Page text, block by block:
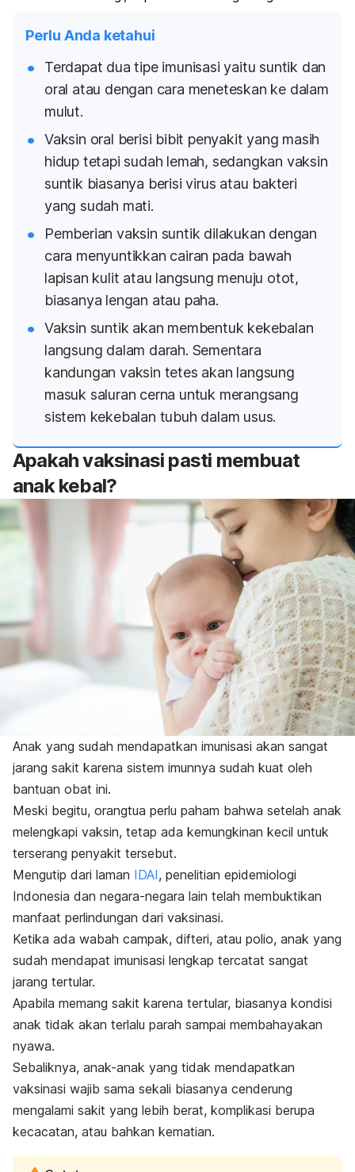
Perlu Anda ketahui
Terdapat dua tipe imunisasi yaitu suntik dan
oral atau dengan cara meneteskan ke dalam
mulut.
Vaksin oral berisi bibit penyakit yang masih
hidup tetapi sudah lemah, sedangkan vaksin
suntik biasanya berisi virus atau bakteri
yang sudah mati.
Pemberian vaksin suntik dilakukan dengan
cara menyuntikkan cairan pada bawah
lapisan kulit atau langsung menuju otot,
biasanya lengan atau paha.
Vaksin suntik akan membentuk kekebalan
langsung dalam darah. Sementara
kandungan vaksin tetes akan langsung
masuk saluran cerna untuk merangsang
sistem kekebalan tubuh dalam usus.
Apakah vaksinasi pasti membuat
anak kebal?
Anak yang sudah mendapatkan imunisasi akan sangat
jarang sakit karena sistem imunnya sudah kuat oleh
bantuan obat ini.
Meski begitu, orangtua perlu paham bahwa setelah anak
melengkapi vaksin, tetap ada kemungkinan kecil untuk
terserang penyakit tersebut.
Mengutip dari laman IDAI, penelitian epidemiologi
Indonesia dan negara-negara lain telah membuktikan
manfaat perlindungan dari vaksinasi.
Ketika ada wabah campak, difteri, atau polio, anak yang
sudah mendapat imunisasi lengkap tercatat sangat
jarang tertular.
Apabila memang sakit karena tertular, biasanya kondisi
anak tidak akan terlalu parah sampai membahayakan
nyawa.
Sebaliknya, anak-anak yang tidak mendapatkan
vaksinasi wajib sama sekali biasanya cenderung
mengalami sakit yang lebih berat, komplikasi berupa
kecacatan, atau bahkan kematian.